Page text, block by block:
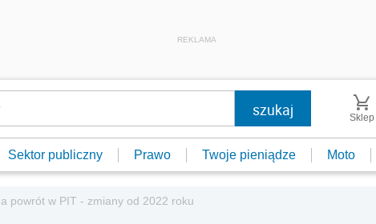
REKLAMA
Sklep
Sektor publiczny Prawo Twoje pieniądze Moto
powrót w PIT - zmiany od 2022 roku